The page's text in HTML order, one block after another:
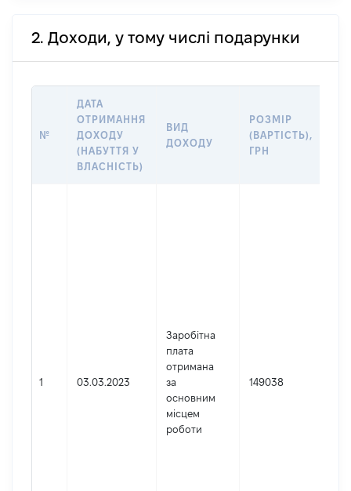
2. Доходи, у тому числі подарунки
№
ДАТА
ОТРИМАННЯ
ДОХОДУ
(НАБУТТЯ У
ВЛАСНІСТЬ)
ВИД
ДОХОДУ
РОЗМІР
(ВАРТІСТЬ),
ГРН
1 03.03.2023
Заробітна
плата
отримана
за
основним
місцем
роботи
149038